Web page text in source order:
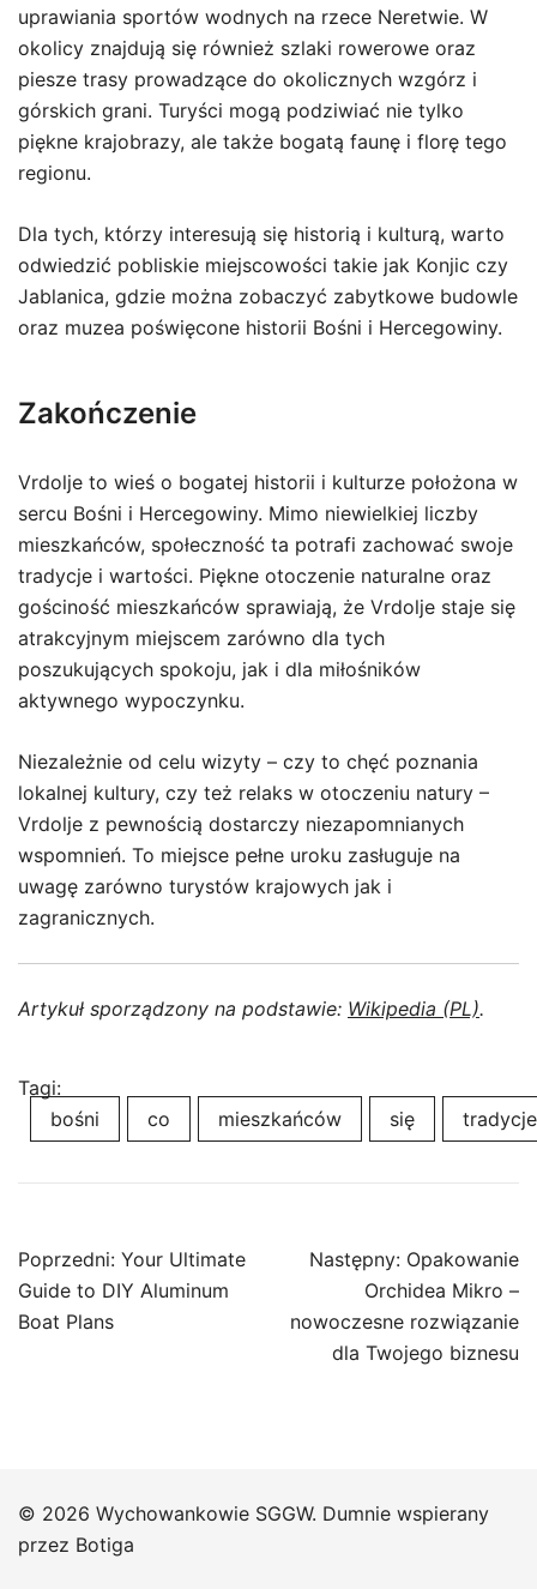
uprawiania sportów wodnych na rzece Neretwie. W
okolicy znajdują się również szlaki rowerowe oraz
piesze trasy prowadzące do okolicznych wzgórz i
górskich grani. Turyści mogą podziwiać nie tylko
piękne krajobrazy, ale także bogatą faunę i florę tego
regionu.
Dla tych, którzy interesują się historią i kulturą, warto
odwiedzić pobliskie miejscowości takie jak Konjic czy
Jablanica, gdzie można zobaczyć zabytkowe budowle
oraz muzea poświęcone historii Bośni i Hercegowiny.
Zakończenie
Vrdolje to wieś o bogatej historii i kulturze położona w
sercu Bośni i Hercegowiny. Mimo niewielkiej liczby
mieszkańców, społeczność ta potrafi zachować swoje
tradycje i wartości. Piękne otoczenie naturalne oraz
gościność mieszkańców sprawiają, że Vrdolje staje się
atrakcyjnym miejscem zarówno dla tych
poszukujących spokoju, jak i dla miłośników
aktywnego wypoczynku.
Niezależnie od celu wizyty – czy to chęć poznania
lokalnej kultury, czy też relaks w otoczeniu natury –
Vrdolje z pewnością dostarczy niezapomnianych
wspomnień. To miejsce pełne uroku zasługuje na
uwagę zarówno turystów krajowych jak i
zagranicznych.
Artykuł sporządzony na podstawie: Wikipedia (PL).
Tagi:
bośni
co mieszkańców się tradycje
Nawigacja
wpisu
Poprzedni: Your Ultimate
Guide to DIY Aluminum
Boat Plans
Następny: Opakowanie
Orchidea Mikro –
nowoczesne rozwiązanie
dla Twojego biznesu
© 2026 Wychowankowie SGGW. Dumnie wspierany
przez Botiga